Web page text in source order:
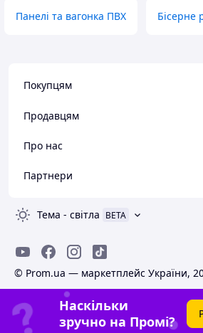
Панелі та вагонка ПВХ Бісерне
Покупцям
Продавцям
Про нас
Партнери
Тема - світла BETA
© Prom.ua — маркетплейс України,
Наскільки
зручно на Промі?